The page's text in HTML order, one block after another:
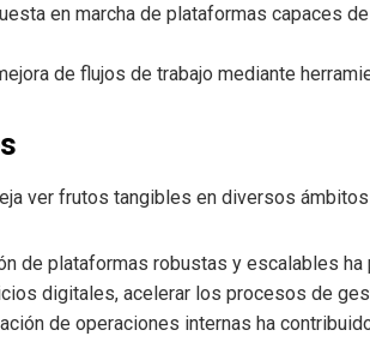
en marcha de plataformas capaces
de flujos de trabajo mediante
ver frutos tangibles en diversos
de plataformas robustas y escalables
digitales, acelerar los procesos de
de operaciones internas ha